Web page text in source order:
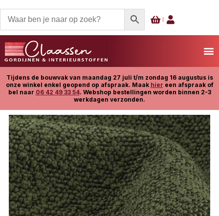
Tijdens de bouwvak van maandag 27 juli t/m zondag 16 augustus is
onze winkel enkel geopend op afspraak. Maak hier een afspraak of
bel naar 06 42 49 33 54. Webshop bestellingen worden binnen 2-3
werkdagen verzonden.